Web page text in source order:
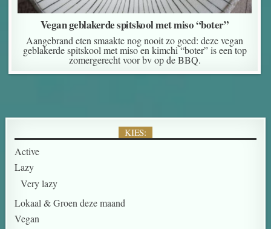
Vegan geblakerde spitskool met miso “boter”
Aangebrand eten smaakte nog nooit zo goed: deze vegan
geblakerde spitskool met miso en kimchi “boter” is een top
zomergerecht voor bv op de BBQ.
KIES:
Active
Lazy
Very lazy
Lokaal & Groen deze maand
Vegan